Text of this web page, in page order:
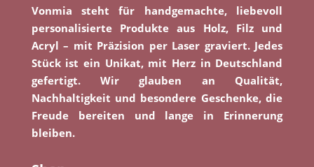
Vonmia steht für handgemachte, liebevoll
personalisierte Produkte aus Holz, Filz und
Acryl – mit Präzision per Laser graviert. Jedes
Stück ist ein Unikat, mit Herz in Deutschland
gefertigt. Wir glauben an Qualität,
Nachhaltigkeit und besondere Geschenke, die
Freude bereiten und lange in Erinnerung
bleiben.